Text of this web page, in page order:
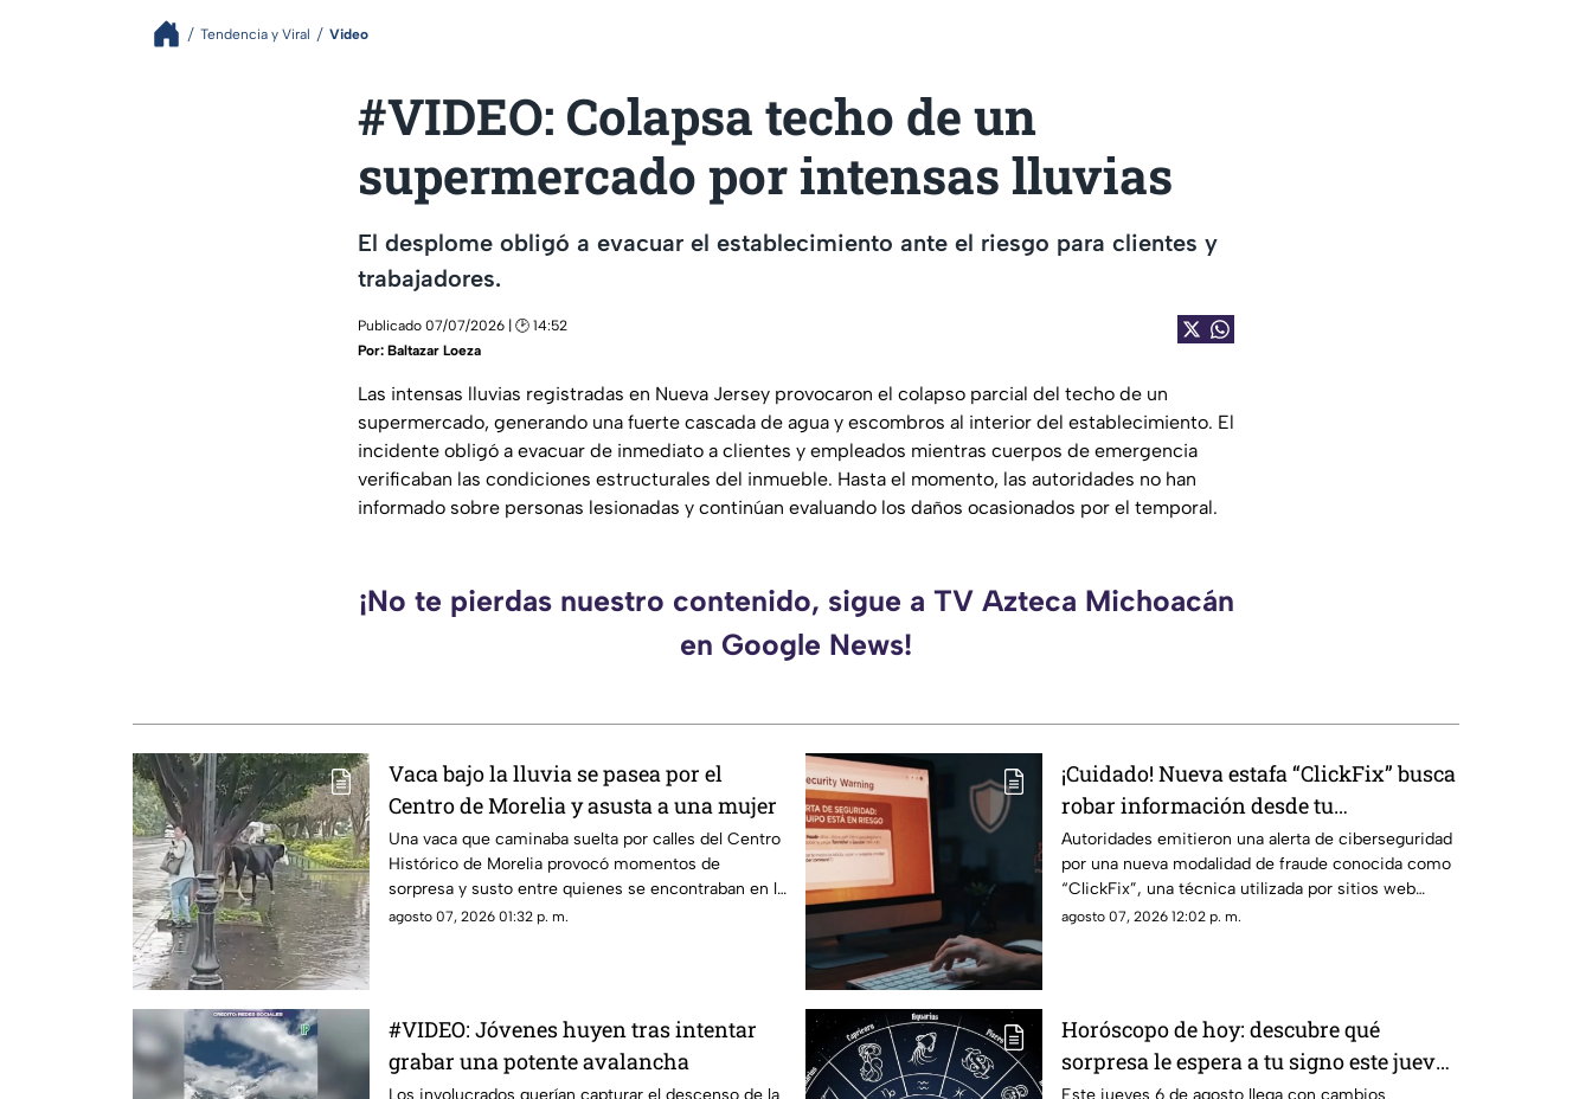
Tendencia y Viral Video
#VIDEO: Colapsa techo de un
supermercado por intensas lluvias
El desplome obligó a evacuar el establecimiento ante el riesgo para clientes y
trabajadores.
Publicado 07/07/2026 | 🕑 14:52
Por: Baltazar Loeza
Las intensas lluvias registradas en Nueva Jersey provocaron el colapso parcial del techo de un
supermercado, generando una fuerte cascada de agua y escombros al interior del establecimiento. El
incidente obligó a evacuar de inmediato a clientes y empleados mientras cuerpos de emergencia
verificaban las condiciones estructurales del inmueble. Hasta el momento, las autoridades no han
informado sobre personas lesionadas y continúan evaluando los daños ocasionados por el temporal.
¡No te pierdas nuestro contenido, sigue a TV Azteca Michoacán
en Google News!
Vaca bajo la lluvia se pasea por el
Centro de Morelia y asusta a una mujer
Una vaca que caminaba suelta por calles del Centro
Histórico de Morelia provocó momentos de
sorpresa y susto entre quienes se encontraban en la
zona, luego de que el animal apareciera sobre la
agosto 07, 2026 01:32 p. m.
¡Cuidado! Nueva estafa “ClickFix” busca
robar información desde tu
computadora
Autoridades emitieron una alerta de ciberseguridad
por una nueva modalidad de fraude conocida como
“ClickFix”, una técnica utilizada por sitios web
falsos para engañar a los usuarios y hacer que
agosto 07, 2026 12:02 p. m.
#VIDEO: Jóvenes huyen tras intentar
grabar una potente avalancha
Horóscopo de hoy: descubre qué
sorpresa le espera a tu signo este jueves
6 de agosto